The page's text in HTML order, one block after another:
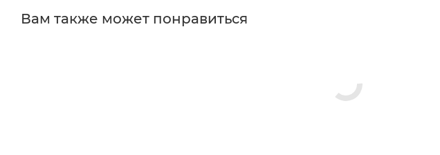
Вам также может понравиться